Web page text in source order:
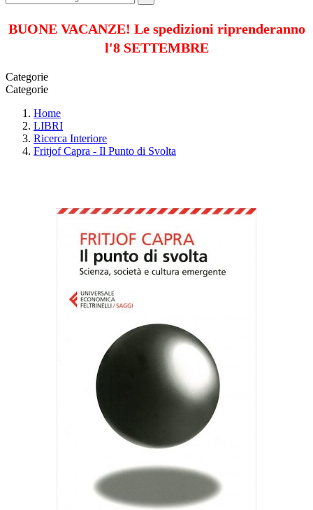
BUONE VACANZE! Le spedizioni riprenderanno
l'8 SETTEMBRE
Categorie
Categorie
Home
LIBRI
Ricerca Interiore
Fritjof Capra - Il Punto di Svolta